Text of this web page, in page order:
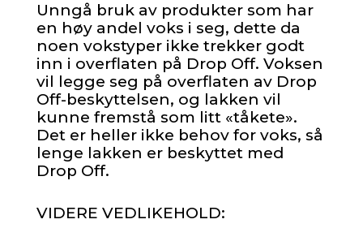
Unngå bruk av produkter som har
en høy andel voks i seg, dette da
noen vokstyper ikke trekker godt
inn i overflaten på Drop Off. Voksen
vil legge seg på overflaten av Drop
Off-beskyttelsen, og lakken vil
kunne fremstå som litt «tåkete».
Det er heller ikke behov for voks, så
lenge lakken er beskyttet med
Drop Off.
VIDERE VEDLIKEHOLD: